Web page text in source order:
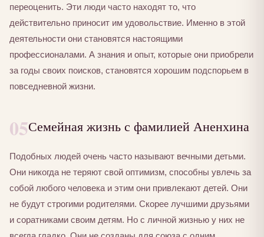
переоценить. Эти люди часто находят то, что
действительно приносит им удовольствие. Именно в этой
деятельности они становятся настоящими
профессионалами. А знания и опыт, которые они приобрели
за годы своих поисков, становятся хорошим подспорьем в
повседневной жизни.
05Семейная жизнь с фамилией Аненхина
Подобных людей очень часто называют вечными детьми.
Они никогда не теряют свой оптимизм, способны увлечь за
собой любого человека и этим они привлекают детей. Они
не будут строгими родителями. Скорее лучшими друзьями
и соратниками своим детям. Но с личной жизнью у них не